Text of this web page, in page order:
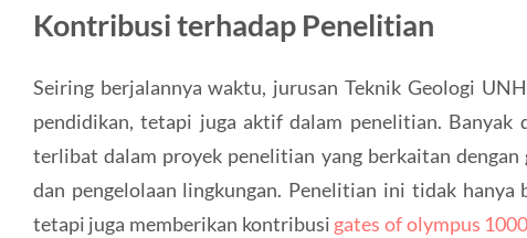
Kontribusi terhadap Penelitian
Seiring berjalannya waktu, jurusan Teknik Geologi
pendidikan, tetapi juga aktif dalam penelitian. Banyak
terlibat dalam proyek penelitian yang berkaitan dengan
dan pengelolaan lingkungan. Penelitian ini tidak hanya
tetapi juga memberikan kontribusi gates of olympus 1000